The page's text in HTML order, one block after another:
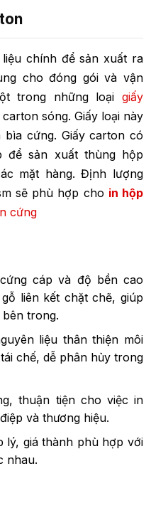
chính để sản xuất ra
cho đóng gói và vận
trong những loại giấy
sóng. Giấy loại này
bìa cứng. Giấy carton có
để sản xuất thùng hộp
mặt hàng. Định lượng
sẽ phù hợp cho in hộp
cứng
cáp và độ bền cao
liên kết chặt chẽ, giúp
trong.
liệu thân thiện môi
chế, dễ phân hủy trong
thuận tiện cho việc in
và thương hiệu.
lý, giá thành phù hợp với
nhau.